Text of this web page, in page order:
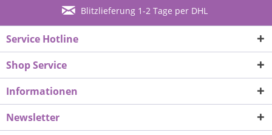
Blitzlieferung 1-2 Tage per DHL
Service Hotline
Shop Service
Informationen
Newsletter